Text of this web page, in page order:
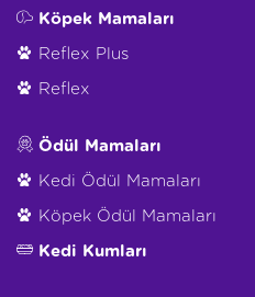
Köpek Mamaları
Reflex Plus
Reflex
Ödül Mamaları
Kedi Ödül Mamaları
Köpek Ödül Mamaları
Kedi Kumları